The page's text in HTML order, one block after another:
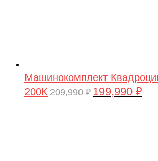
Машинокомплект
200K 209,990₽ Первоначальная
199,990 ₽